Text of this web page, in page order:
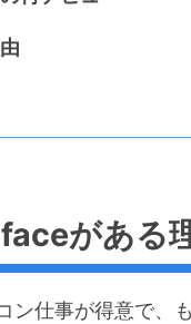
がある
ン仕事が得意で、